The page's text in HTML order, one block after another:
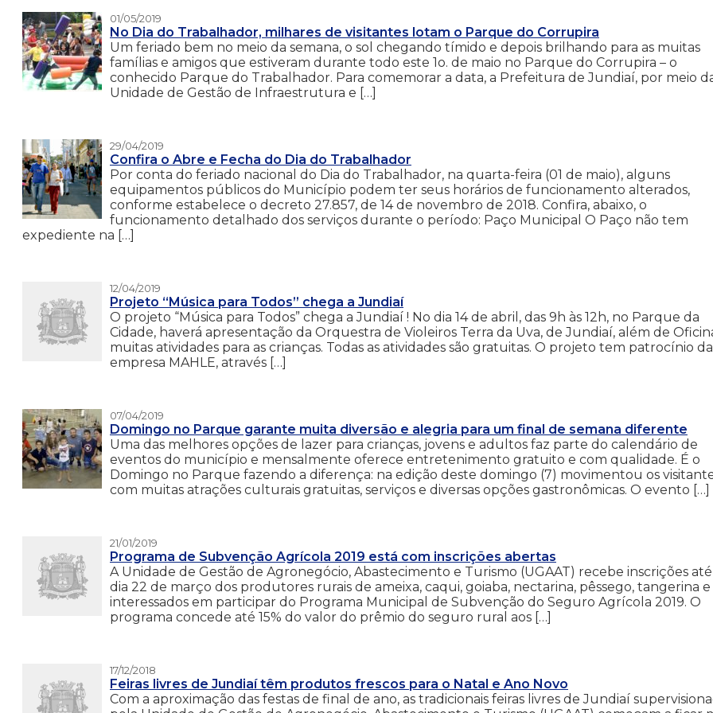
01/05/2019
No Dia do Trabalhador, milhares de visitantes lotam o Parque do Corrupira
Um feriado bem no meio da semana, o sol chegando tímido e depois brilhando para as muitas
famílias e amigos que estiveram durante todo este 1o. de maio no Parque do Corrupira – o
conhecido Parque do Trabalhador. Para comemorar a data, a Prefeitura de Jundiaí, por meio
Unidade de Gestão de Infraestrutura e […]
29/04/2019
Confira o Abre e Fecha do Dia do Trabalhador
Por conta do feriado nacional do Dia do Trabalhador, na quarta-feira (01 de maio), alguns
equipamentos públicos do Município podem ter seus horários de funcionamento alterados,
conforme estabelece o decreto 27.857, de 14 de novembro de 2018. Confira, abaixo, o
funcionamento detalhado dos serviços durante o período: Paço Municipal O Paço não tem
expediente na […]
12/04/2019
Projeto “Música para Todos” chega a Jundiaí
O projeto “Música para Todos” chega a Jundiaí ! No dia 14 de abril, das 9h às 12h, no Parque da
Cidade, haverá apresentação da Orquestra de Violeiros Terra da Uva, de Jundiaí, além de
muitas atividades para as crianças. Todas as atividades são gratuitas. O projeto tem patrocínio da
empresa MAHLE, através […]
07/04/2019
Domingo no Parque garante muita diversão e alegria para um final de semana diferente
Uma das melhores opções de lazer para crianças, jovens e adultos faz parte do calendário de
eventos do município e mensalmente oferece entretenimento gratuito e com qualidade. É o
Domingo no Parque fazendo a diferença: na edição deste domingo (7) movimentou os
com muitas atrações culturais gratuitas, serviços e diversas opções gastronômicas. O evento […]
21/01/2019
Programa de Subvenção Agrícola 2019 está com inscrições abertas
A Unidade de Gestão de Agronegócio, Abastecimento e Turismo (UGAAT) recebe inscrições
dia 22 de março dos produtores rurais de ameixa, caqui, goiaba, nectarina, pêssego, tangerina
interessados em participar do Programa Municipal de Subvenção do Seguro Agrícola 2019. O
programa concede até 15% do valor do prêmio do seguro rural aos […]
17/12/2018
Feiras livres de Jundiaí têm produtos frescos para o Natal e Ano Novo
Com a aproximação das festas de final de ano, as tradicionais feiras livres de Jundiaí